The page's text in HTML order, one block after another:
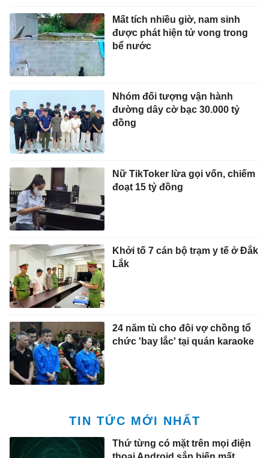
Mất tích nhiều giờ, nam sinh
được phát hiện tử vong trong
bể nước
Nhóm đối tượng vận hành
đường dây cờ bạc 30.000 tỷ
đồng
Nữ TikToker lừa gọi vốn, chiếm
đoạt 15 tỷ đồng
Khởi tố 7 cán bộ trạm y tế ở Đắk
Lắk
24 năm tù cho đôi vợ chồng tổ
chức 'bay lắc' tại quán karaoke
TIN TỨC MỚI NHẤT
Thứ từng có mặt trên mọi điện